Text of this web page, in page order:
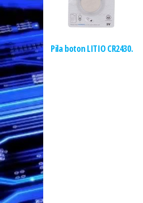
Pila boton LITIO CR2430.